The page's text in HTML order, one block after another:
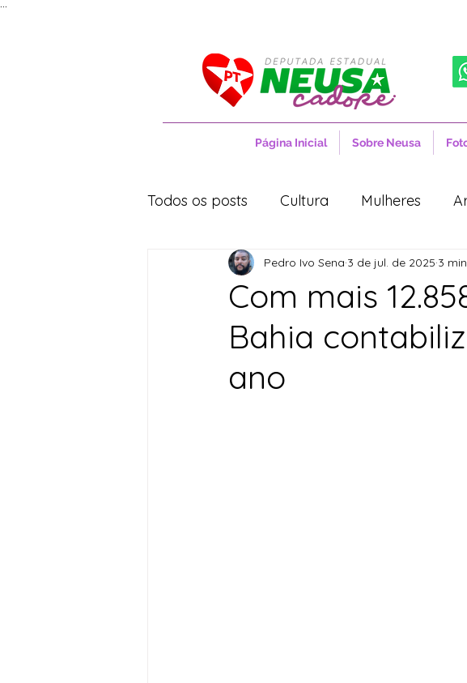
Página Inicial Sobre Neusa
Todos os posts Cultura Mulheres
Entrevistas Movimentos Sociais
Cidades Cultura Saúde
Desenvolvimento Territorial
Com mais
Bahia
ano
Pedro Ivo Sena 3 de jul. de 2025 3